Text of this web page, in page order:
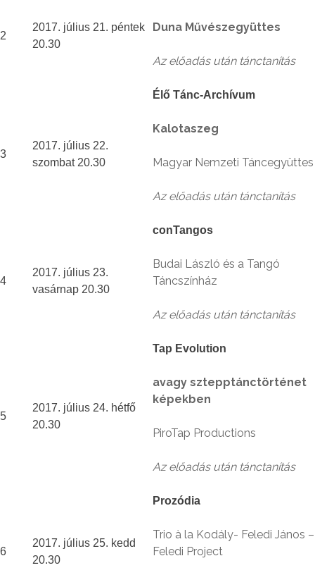
2
2017. július 21. péntek
20.30
Duna Művészegyüttes
Az előadás után tánctanítás
3
2017. július 22.
szombat 20.30
Élő Tánc-Archívum
Kalotaszeg
Magyar Nemzeti Táncegyüttes
Az előadás után tánctanítás
4
2017. július 23.
vasárnap 20.30
conTangos
Budai László és a Tangó
Táncszínház
Az előadás után tánctanítás
5
2017. július 24. hétfő
20.30
Tap Evolution
avagy sztepptánctörténet
képekben
PiroTap Productions
Az előadás után tánctanítás
6
2017. július 25. kedd
20.30
Prozódia
Trio à la Kodály- Feledi János –
Feledi Project